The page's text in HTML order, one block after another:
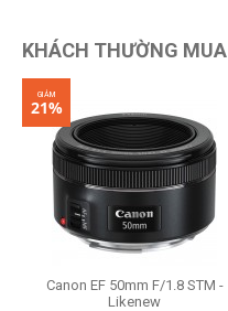
KHÁCH THƯỜNG
GIẢM
21%
Canon EF 50mm F/1.8 STM -
Likenew